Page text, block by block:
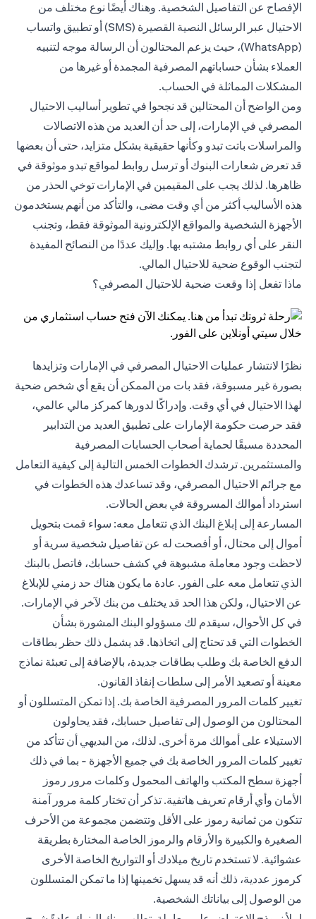
الإفصاح عن التفاصيل الشخصية. وهناك أيضًا نوع مختلف من
الاحتيال عبر الرسائل النصية القصيرة (SMS) أو تطبيق واتساب
(WhatsApp)، حيث يزعم المحتالون أن الرسالة موجه لتنبيه
العملاء بشأن حساباتهم المصرفية المجمدة أو غيرها من
المشكلات المماثلة في الحساب.
ومن الواضح أن المحتالين قد نجحوا في تطوير أساليب الاحتيال
المصرفي في الإمارات، إلى حد أن العديد من هذه الاتصالات
والمراسلات باتت تبدو وكأنها حقيقية بشكل متزايد، حتى أن بعضها
قد تعرض شعارات البنوك أو ترسل روابط لمواقع تبدو موثوقة في
ظاهرها. لذلك يجب على المقيمين في الإمارات توخي الحذر من
هذه الأساليب أكثر من أي وقت مضى، والتأكد من أنهم يستخدمون
الأجهزة الشخصية والمواقع الإلكترونية الموثوقة فقط، وتجنب
النقر على أي روابط مشتبه بها. وإليك عددًا من النصائح المفيدة
لتجنب الوقوع ضحية للاحتيال المالي.
ماذا تفعل إذا وقعت ضحية للاحتيال المصرفي؟
نظرًا لانتشار عمليات الاحتيال المصرفي في الإمارات وتزايدها
بصورة غير مسبوقة، فقد بات من الممكن أن يقع أي شخص ضحية
لهذا الاحتيال في أي وقت. وإدراكًا لدورها كمركز مالي عالمي،
فقد حرصت حكومة الإمارات على تطبيق العديد من التدابير
المحددة مسبقًا لحماية أصحاب الحسابات المصرفية
والمستثمرين. ترشدك الخطوات الخمس التالية إلى كيفية التعامل
مع جرائم الاحتيال المصرفي، وقد تساعدك هذه الخطوات في
استرداد أموالك المسروقة في بعض الحالات.
المسارعة إلى إبلاغ البنك الذي تتعامل معه: سواء قمت بتحويل
أموال إلى محتال، أو أفصحت له عن تفاصيل شخصية سرية أو
لاحظت وجود معاملة مشبوهة في كشف حسابك، فاتصل بالبنك
الذي تتعامل معه على الفور. عادة ما يكون هناك حد زمني للإبلاغ
عن الاحتيال، ولكن هذا الحد قد يختلف من بنك لآخر في الإمارات.
في كل الأحوال، سيقدم لك مسؤولو البنك المشورة بشأن
الخطوات التي قد تحتاج إلى اتخاذها. قد يشمل ذلك حظر بطاقات
الدفع الخاصة بك وطلب بطاقات جديدة، بالإضافة إلى تعبئة نماذج
معينة أو تصعيد الأمر إلى سلطات إنفاذ القانون.
تغيير كلمات المرور المصرفية الخاصة بك. إذا تمكن المتسللون أو
المحتالون من الوصول إلى تفاصيل حسابك، فقد يحاولون
الاستيلاء على أموالك مرة أخرى. لذلك، من البديهي أن تتأكد من
تغيير كلمات المرور الخاصة بك في جميع الأجهزة - بما في ذلك
أجهزة سطح المكتب والهاتف المحمول وكلمات مرور رموز
الأمان وأي أرقام تعريف هاتفية. تذكر أن تختار كلمة مرور آمنة
تتكون من ثمانية رموز على الأقل وتتضمن مجموعة من الأحرف
الصغيرة والكبيرة والأرقام والرموز الخاصة المختارة بطريقة
عشوائية. لا تستخدم تاريخ ميلادك أو التواريخ الخاصة الأخرى
كرموز عددية، ذلك أنه قد يسهل تخمينها إذا ما تمكن المتسللون
من الوصول إلى بياناتك الشخصية.